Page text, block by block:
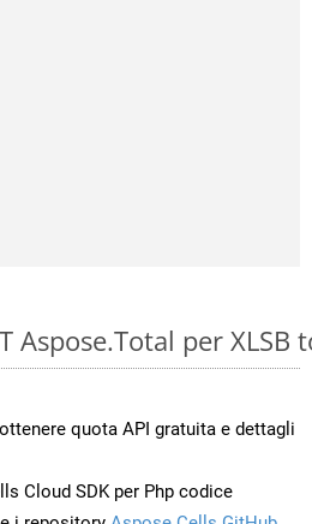
Aspose.Total per XLSB
quota API gratuita e dettagli
Cloud SDK per Php codice